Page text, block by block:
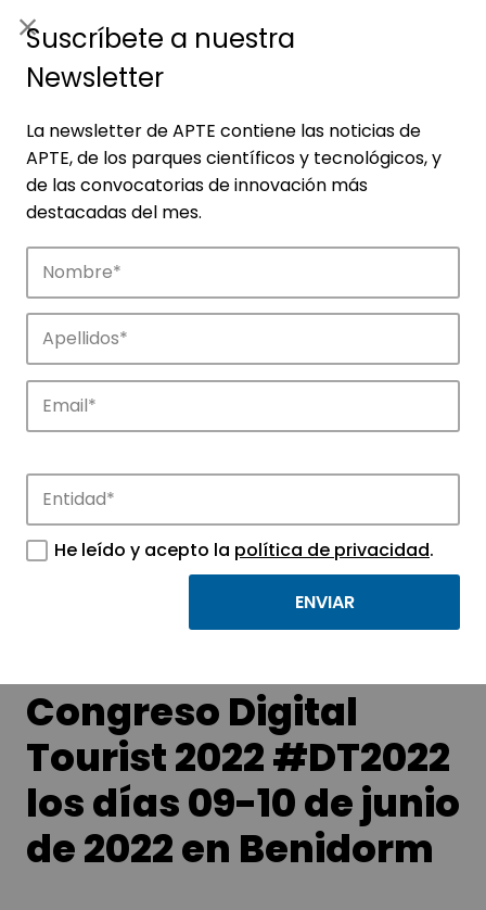
Noticias
Conoce las noticias más destacadas de
APTE y sus parques científicos y
tecnológicos.
Congreso Digital
Tourist 2022 #DT2022
los días 09-10 de junio
de 2022 en Benidorm
Suscríbete a nuestra
Newsletter
La newsletter de APTE contiene las noticias de
APTE, de los parques científicos y tecnológicos, y
de las convocatorias de innovación más
destacadas del mes.
He leído y acepto la política de privacidad.